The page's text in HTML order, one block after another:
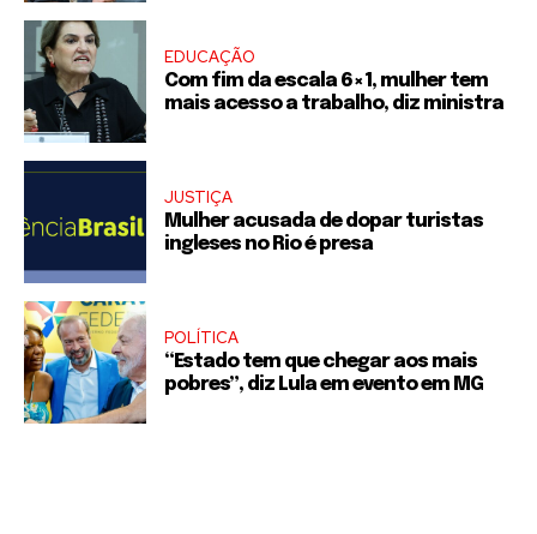
EDUCAÇÃO
Com fim da escala 6×1, mulher tem
mais acesso a trabalho, diz ministra
JUSTIÇA
Mulher acusada de dopar turistas
ingleses no Rio é presa
POLÍTICA
“Estado tem que chegar aos mais
pobres”, diz Lula em evento em MG